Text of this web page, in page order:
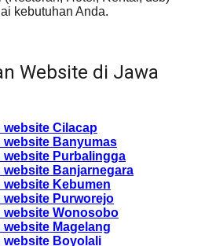
kebutuhan Anda.
Website di Jawa
Cilacap
website Banyumas
website Purbalingga
Banjarnegara
Kebumen
website Purworejo
website Wonosobo
Magelang
website Boyolali